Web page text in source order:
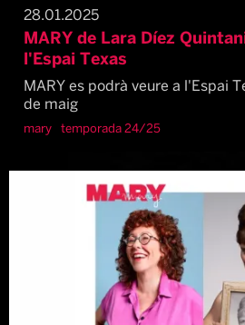
28.01.2025
MARY de Lara Díez
l'Espai Texas
MARY es podrà veure a l'Espai
de maig
mary temporada 24/25